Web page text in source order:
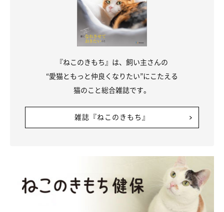
『ねこのきもち』は、飼い主さんの
“愛猫ともっと仲良くなりたい”にこたえる
猫のこと総合雑誌です。
雑誌『ねこのきもち』